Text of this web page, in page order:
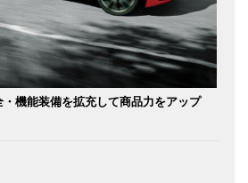
・機能装備を拡充して商品力をアップ